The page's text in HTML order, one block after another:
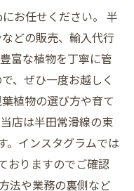
お任せください。 半
どの販売、輸入代行
富な植物を丁寧に管
、ぜひ一度お越しく
植物の選び方や育て
店は半田常滑線の東
。インスタグラムでは
おりますのでご確認
法や業務の裏側など